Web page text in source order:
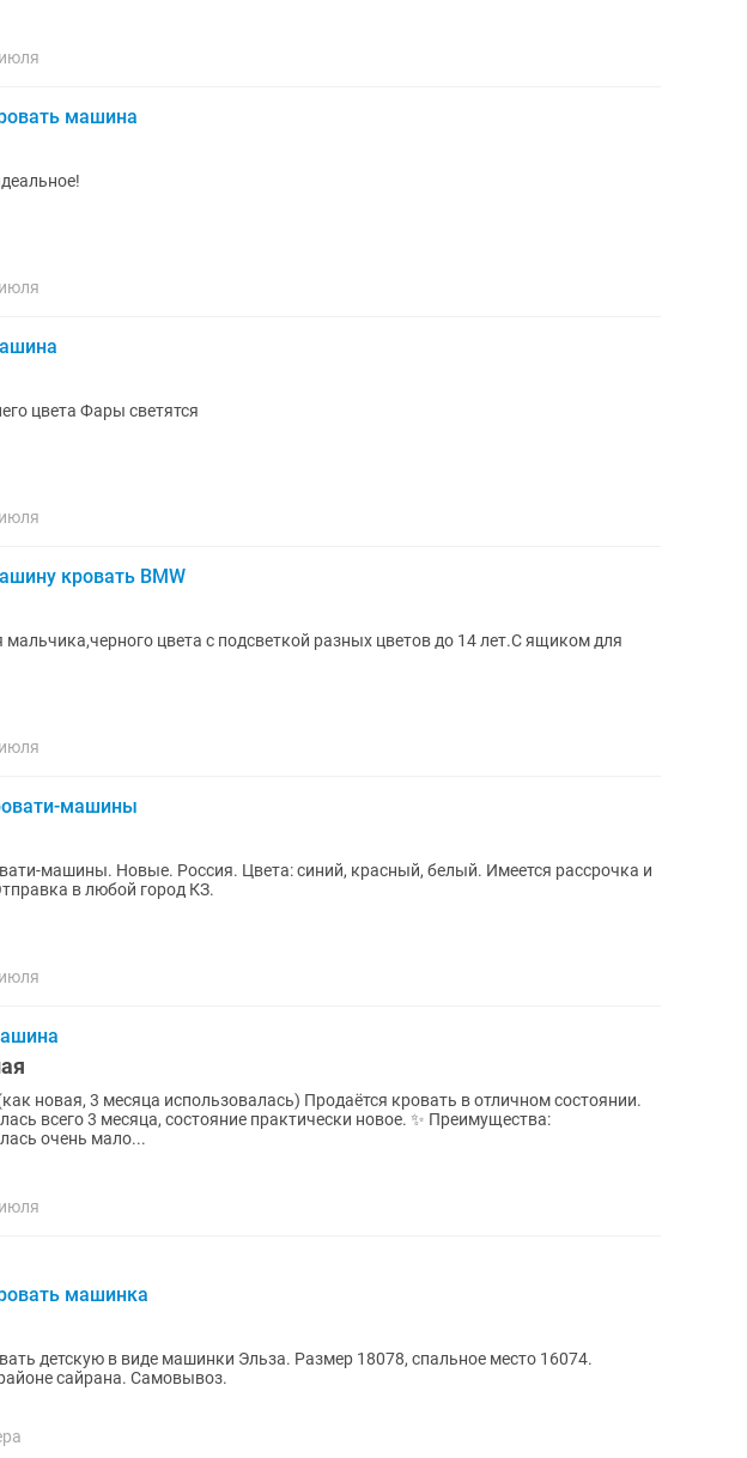
машина
цвета Фары светятся
кровать BMW
мальчика,черного цвета с подсветкой разных цветов до 14 лет.С ящиком для
машины
машины. Новые. Россия. Цвета: синий, красный, белый. Имеется рассрочка и
в любой город КЗ.
месяца использовалась) Продаётся кровать в отличном состоянии.
всего 3 месяца, состояние практически новое. ✨ Преимущества:
очень мало...
машинка
детскую в виде машинки Эльза. Размер 18078, спальное место 16074.
сайрана. Самовывоз.